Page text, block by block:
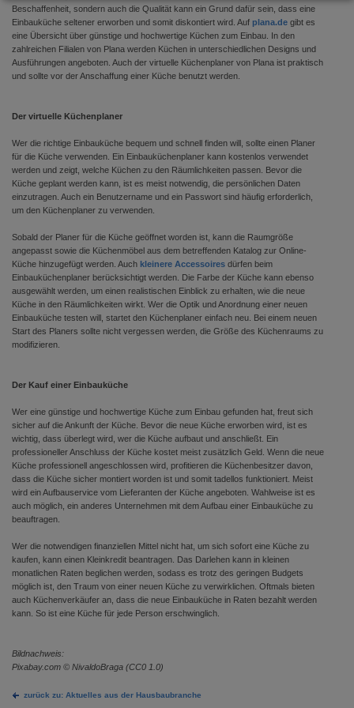
Beschaffenheit, sondern auch die Qualität kann ein Grund dafür sein, dass eine
Einbauküche seltener erworben und somit diskontiert wird. Auf plana.de gibt es
eine Übersicht über günstige und hochwertige Küchen zum Einbau. In den
zahlreichen Filialen von Plana werden Küchen in unterschiedlichen Designs und
Ausführungen angeboten. Auch der virtuelle Küchenplaner von Plana ist praktisch
und sollte vor der Anschaffung einer Küche benutzt werden.
Der virtuelle Küchenplaner
Wer die richtige Einbauküche bequem und schnell finden will, sollte einen Planer
für die Küche verwenden. Ein Einbauküchenplaner kann kostenlos verwendet
werden und zeigt, welche Küchen zu den Räumlichkeiten passen. Bevor die
Küche geplant werden kann, ist es meist notwendig, die persönlichen Daten
einzutragen. Auch ein Benutzername und ein Passwort sind häufig erforderlich,
um den Küchenplaner zu verwenden.
Sobald der Planer für die Küche geöffnet worden ist, kann die Raumgröße
angepasst sowie die Küchenmöbel aus dem betreffenden Katalog zur Online-
Küche hinzugefügt werden. Auch kleinere Accessoires dürfen beim
Einbauküchenplaner berücksichtigt werden. Die Farbe der Küche kann ebenso
ausgewählt werden, um einen realistischen Einblick zu erhalten, wie die neue
Küche in den Räumlichkeiten wirkt. Wer die Optik und Anordnung einer neuen
Einbauküche testen will, startet den Küchenplaner einfach neu. Bei einem neuen
Start des Planers sollte nicht vergessen werden, die Größe des Küchenraums zu
modifizieren.
Der Kauf einer Einbauküche
Wer eine günstige und hochwertige Küche zum Einbau gefunden hat, freut sich
sicher auf die Ankunft der Küche. Bevor die neue Küche erworben wird, ist es
wichtig, dass überlegt wird, wer die Küche aufbaut und anschließt. Ein
professioneller Anschluss der Küche kostet meist zusätzlich Geld. Wenn die neue
Küche professionell angeschlossen wird, profitieren die Küchenbesitzer davon,
dass die Küche sicher montiert worden ist und somit tadellos funktioniert. Meist
wird ein Aufbauservice vom Lieferanten der Küche angeboten. Wahlweise ist es
auch möglich, ein anderes Unternehmen mit dem Aufbau einer Einbauküche zu
beauftragen.
Wer die notwendigen finanziellen Mittel nicht hat, um sich sofort eine Küche zu
kaufen, kann einen Kleinkredit beantragen. Das Darlehen kann in kleinen
monatlichen Raten beglichen werden, sodass es trotz des geringen Budgets
möglich ist, den Traum von einer neuen Küche zu verwirklichen. Oftmals bieten
auch Küchenverkäufer an, dass die neue Einbauküche in Raten bezahlt werden
kann. So ist eine Küche für jede Person erschwinglich.
Bildnachweis:
Pixabay.com © NivaldoBraga (CC0 1.0)
zurück zu: Aktuelles aus der Hausbaubranche